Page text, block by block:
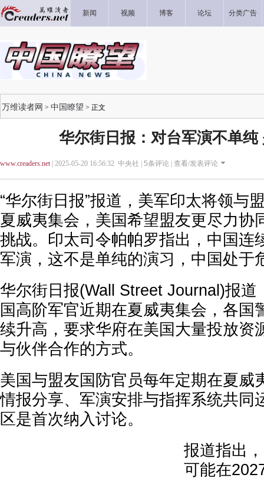
新闻 视频 博客 论坛 分类广告
万维读者网 > 中国瞭望 > 正文
华尔街日报：对台军演不单纯
www.creaders.net| 2025-05-20 16:56:32 中央社 | 5条评论 | 查看/发表评论
“华尔街日报”报道，美军印太将领与
夏威夷集会，美国希望盟友更尽力协
挑战。印太司令帕帕罗指出，中国连
军演，这不是单纯的演习，中国处于
华尔街日报(Wall Street Journal)报道
国高阶军官近期在夏威夷集会，各国
续升高，要求华府在美国大量投放资
与伙伴合作的方式。
美国与盟友国防官员每年定期在夏威
情报分享、军演安排与指挥系统共同
区是首次纳入讨论。
报道指出
可能在